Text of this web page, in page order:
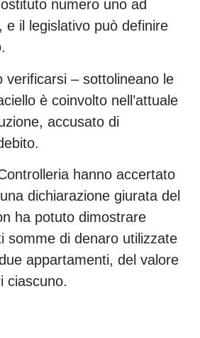
numero uno ad
e il legislativo può definire
verificarsi – sottolineano le
è coinvolto nell’attuale
accusato di
hanno accertato
dichiarazione giurata del
ha potuto dimostrare
somme di denaro utilizzate
appartamenti, del valore
ciascuno.